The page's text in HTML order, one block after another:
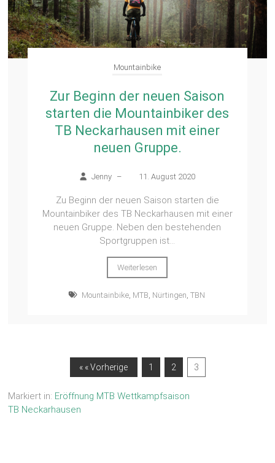
Mountainbike
Zur Beginn der neuen Saison
starten die Mountainbiker des
TB Neckarhausen mit einer
neuen Gruppe.
Jenny – 11. August 2020
Zu Beginn der neuen Saison starten die
Mountainbiker des TB Neckarhausen mit einer
neuen Gruppe. Neben den bestehenden
Sportgruppen ist...
Weiterlesen
Mountainbike MTB Nürtingen ,TBN
« « Vorherige 1 2 3
Markiert in: Eröffnung MTB Wettkampfsaison
TB Neckarhausen